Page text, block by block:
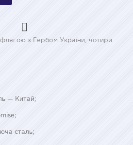
з Гербом України, чотири
— Китай;
сталь;